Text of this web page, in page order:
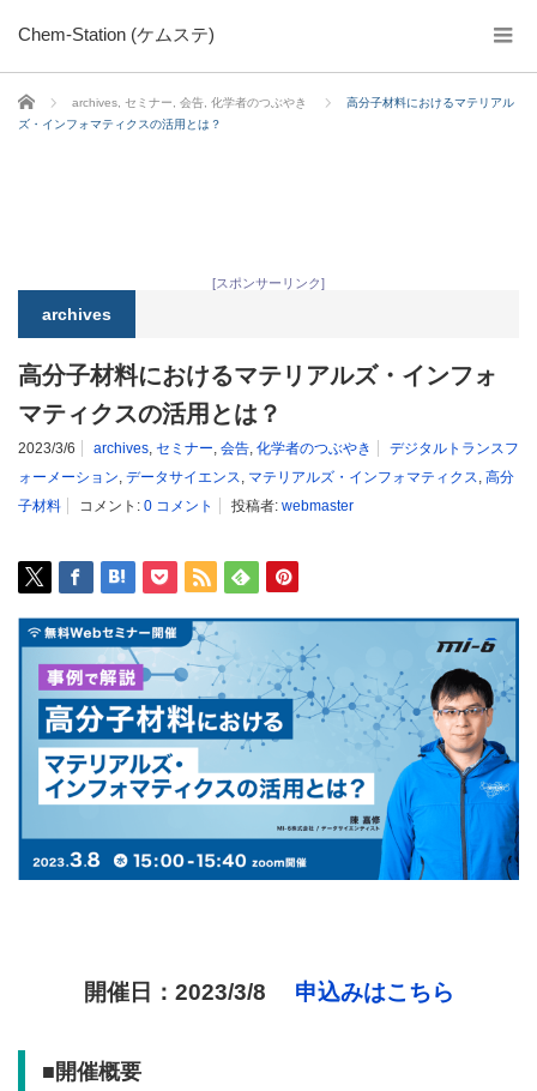
Chem-Station (ケムステ)
ホーム archives セミナー 会告 化学者のつぶやき
高分子材料におけるマテリアル
ズ・インフォマティクスの活用とは？
[スポンサーリンク]
archives
高分子材料におけるマテリアルズ・インフォ
マティクスの活用とは？
2023/3/6 archives, セミナー, 会告, 化学者のつぶやき
デジタルトランスフ
ォーメーション, データサイエンス, マテリアルズ・インフォマティクス, 高分
子材料
コメント: 0 コメント 投稿者: webmaster
開催日：2023/3/8 申込みはこちら
■開催概要